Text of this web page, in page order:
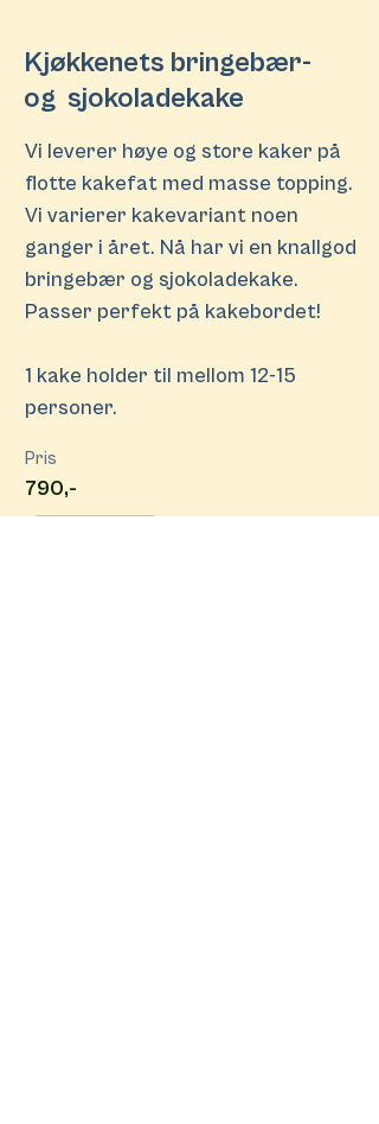
Kjøkkenets bringebær-
og sjokoladekake
Vi leverer høye og store kaker på
flotte kakefat med masse topping.
Vi varierer kakevariant noen
ganger i året. Nå har vi en knallgod
bringebær og sjokoladekake.
Passer perfekt på kakebordet!
1 kake holder til mellom 12-15
personer.
Pris
790,-